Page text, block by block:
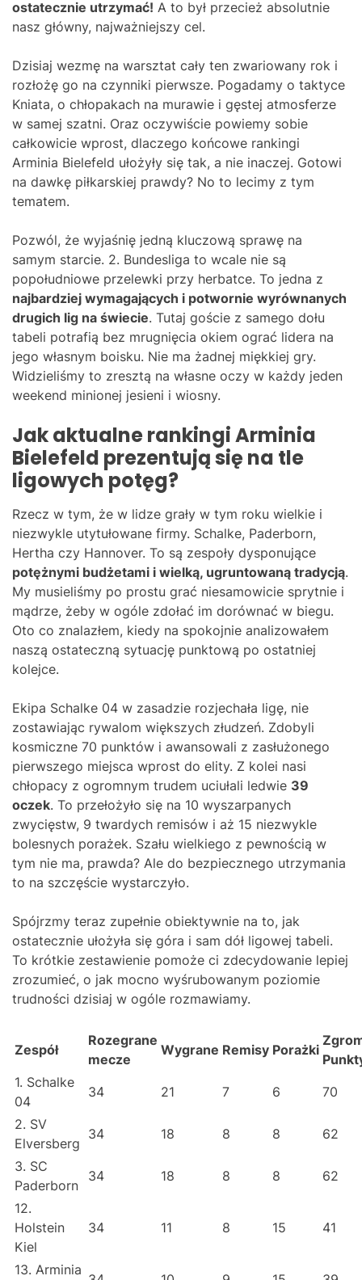
ostatecznie utrzymać! A to był przecież absolutnie
nasz główny, najważniejszy cel.
Dzisiaj wezmę na warsztat cały ten zwariowany rok i
rozłożę go na czynniki pierwsze. Pogadamy o taktyce
Kniata, o chłopakach na murawie i gęstej atmosferze
w samej szatni. Oraz oczywiście powiemy sobie
całkowicie wprost, dlaczego końcowe rankingi
Arminia Bielefeld ułożyły się tak, a nie inaczej. Gotowi
na dawkę piłkarskiej prawdy? No to lecimy z tym
tematem.
Pozwól, że wyjaśnię jedną kluczową sprawę na
samym starcie. 2. Bundesliga to wcale nie są
popołudniowe przelewki przy herbatce. To jedna z
najbardziej wymagających i potwornie wyrównanych
drugich lig na świecie. Tutaj goście z samego dołu
tabeli potrafią bez mrugnięcia okiem ograć lidera na
jego własnym boisku. Nie ma żadnej miękkiej gry.
Widzieliśmy to zresztą na własne oczy w każdy jeden
weekend minionej jesieni i wiosny.
Jak aktualne rankingi Arminia
Bielefeld prezentują się na tle
ligowych potęg?
Rzecz w tym, że w lidze grały w tym roku wielkie i
niezwykle utytułowane firmy. Schalke, Paderborn,
Hertha czy Hannover. To są zespoły dysponujące
potężnymi budżetami i wielką, ugruntowaną tradycją.
My musieliśmy po prostu grać niesamowicie sprytnie i
mądrze, żeby w ogóle zdołać im dorównać w biegu.
Oto co znalazłem, kiedy na spokojnie analizowałem
naszą ostateczną sytuację punktową po ostatniej
kolejce.
Ekipa Schalke 04 w zasadzie rozjechała ligę, nie
zostawiając rywalom większych złudzeń. Zdobyli
kosmiczne 70 punktów i awansowali z zasłużonego
pierwszego miejsca wprost do elity. Z kolei nasi
chłopacy z ogromnym trudem uciułali ledwie 39
oczek. To przełożyło się na 10 wyszarpanych
zwycięstw, 9 twardych remisów i aż 15 niezwykle
bolesnych porażek. Szału wielkiego z pewnością w
tym nie ma, prawda? Ale do bezpiecznego utrzymania
to na szczęście wystarczyło.
Spójrzmy teraz zupełnie obiektywnie na to, jak
ostatecznie ułożyła się góra i sam dół ligowej tabeli.
To krótkie zestawienie pomoże ci zdecydowanie lepiej
zrozumieć, o jak mocno wyśrubowanym poziomie
trudności dzisiaj w ogóle rozmawiamy.
Zespół
Rozegrane
mecze
Wygrane Remisy Porażki
1. Schalke
04
34 21 7 6
70
2. SV
Elversberg
34 18 8 8
62
3. SC
Paderborn
34 18 8 8
62
12.
Holstein
Kiel
34 11 8 15 41
13. Arminia